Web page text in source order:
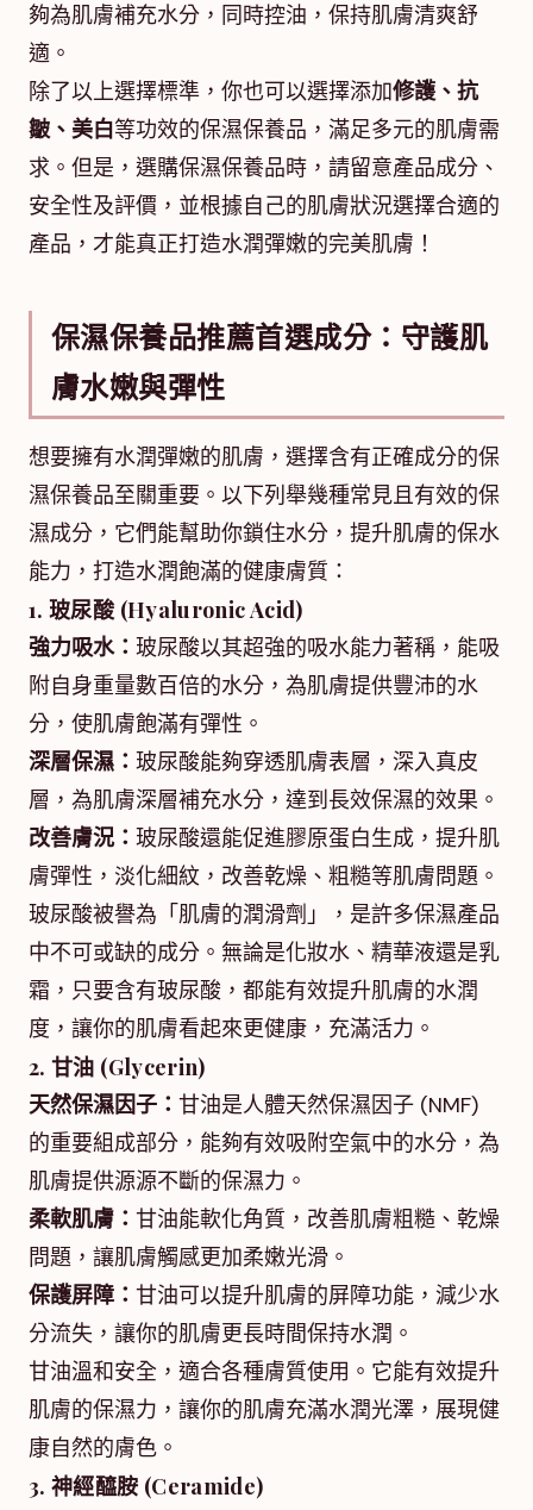
夠為肌膚補充水分，同時控油，保持肌膚清爽舒
適。
除了以上選擇標準，你也可以選擇添加修護、抗
皺、美白等功效的保濕保養品，滿足多元的肌膚需
求。但是，選購保濕保養品時，請留意產品成分、
安全性及評價，並根據自己的肌膚狀況選擇合適的
產品，才能真正打造水潤彈嫩的完美肌膚！
保濕保養品推薦首選成分：守護肌
膚水嫩與彈性
想要擁有水潤彈嫩的肌膚，選擇含有正確成分的保
濕保養品至關重要。以下列舉幾種常見且有效的保
濕成分，它們能幫助你鎖住水分，提升肌膚的保水
能力，打造水潤飽滿的健康膚質：
1. 玻尿酸 (Hyaluronic Acid)
強力吸水： 玻尿酸以其超強的吸水能力著稱，能吸
附自身重量數百倍的水分，為肌膚提供豐沛的水
分，使肌膚飽滿有彈性。
深層保濕： 玻尿酸能夠穿透肌膚表層，深入真皮
層，為肌膚深層補充水分，達到長效保濕的效果。
改善膚況： 玻尿酸還能促進膠原蛋白生成，提升肌
膚彈性，淡化細紋，改善乾燥、粗糙等肌膚問題。
玻尿酸被譽為「肌膚的潤滑劑」，是許多保濕產品
中不可或缺的成分。無論是化妝水、精華液還是乳
霜，只要含有玻尿酸，都能有效提升肌膚的水潤
度，讓你的肌膚看起來更健康，充滿活力。
2. 甘油 (Glycerin)
天然保濕因子： 甘油是人體天然保濕因子 (NMF)
的重要組成部分，能夠有效吸附空氣中的水分，為
肌膚提供源源不斷的保濕力。
柔軟肌膚： 甘油能軟化角質，改善肌膚粗糙、乾燥
問題，讓肌膚觸感更加柔嫩光滑。
保護屏障： 甘油可以提升肌膚的屏障功能，減少水
分流失，讓你的肌膚更長時間保持水潤。
甘油溫和安全，適合各種膚質使用。它能有效提升
肌膚的保濕力，讓你的肌膚充滿水潤光澤，展現健
康自然的膚色。
3. 神經醯胺 (Ceramide)